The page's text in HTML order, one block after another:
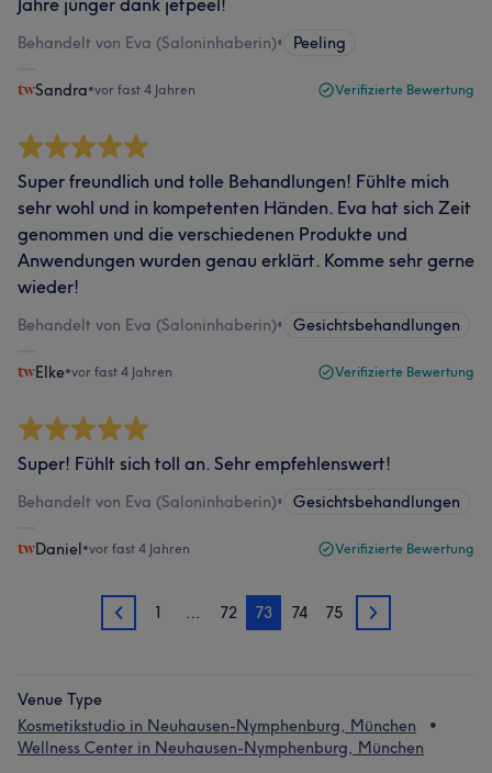
Jahre jünger dank jetpeel!
Behandelt von Eva (Saloninhaberin)• Peeling
Sandra•vor fast 4 Jahren Verifizierte Bewertung
Super freundlich und tolle Behandlungen! Fühlte mich
sehr wohl und in kompetenten Händen. Eva hat sich Zeit
genommen und die verschiedenen Produkte und
Anwendungen wurden genau erklärt. Komme sehr gerne
wieder!
Behandelt von Eva (Saloninhaberin)• Gesichtsbehandlungen
Elke•vor fast 4 Jahren Verifizierte Bewertung
Super! Fühlt sich toll an. Sehr empfehlenswert!
Behandelt von Eva (Saloninhaberin)• Gesichtsbehandlungen
Daniel•vor fast 4 Jahren Verifizierte Bewertung
72 1 … 72 73 74 75 74
Venue Type
Kosmetikstudio in Neuhausen-Nymphenburg, München
Wellness Center in Neuhausen-Nymphenburg, München